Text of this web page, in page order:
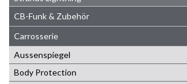
CB-Funk & Zubehör
Carrosserie
Aussenspiegel
Body Protection